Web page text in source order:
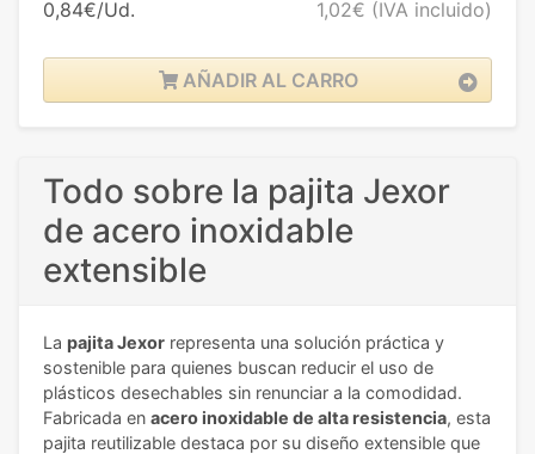
0,84€/Ud. 1,02€ (IVA incluido)
AÑADIR AL CARRO
Todo sobre la pajita Jexor
de acero inoxidable
extensible
La pajita Jexor representa una solución práctica y
sostenible para quienes buscan reducir el uso de
plásticos desechables sin renunciar a la comodidad.
Fabricada en acero inoxidable de alta resistencia, esta
pajita reutilizable destaca por su diseño extensible que